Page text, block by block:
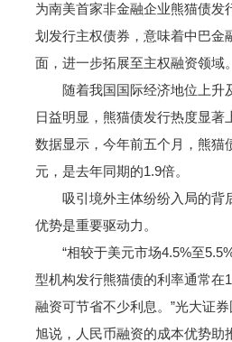
为南美首家非金融企业熊猫债发
划发行主权债券，意味着中巴金
面，进一步拓展至主权融资领域。
随着我国国际经济地位上升
日益明显，熊猫债发行热度显著
数据显示，今年前五个月，熊猫
元，是去年同期的1.9倍。
吸引境外主体纷纷入局的背
优势是重要驱动力。
“相较于美元市场4.5%至
型机构发行熊猫债的利率通常在
融资可节省不少利息。”光大证
旭说，人民币融资的成本优势助